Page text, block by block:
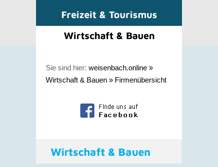
Freizeit & Tourismus
Wirtschaft & Bauen
Sie sind hier: weisenbach.online »
Wirtschaft & Bauen » Firmenübersicht
Wirtschaft & Bauen